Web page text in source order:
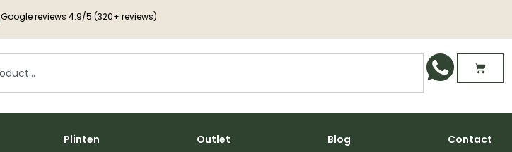
Google reviews 4.9/5 (320+ reviews)
Plinten Outlet Blog Contact